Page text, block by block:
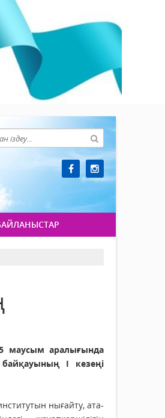
маусым аралығында
І кезеңі
нығайту, ата-